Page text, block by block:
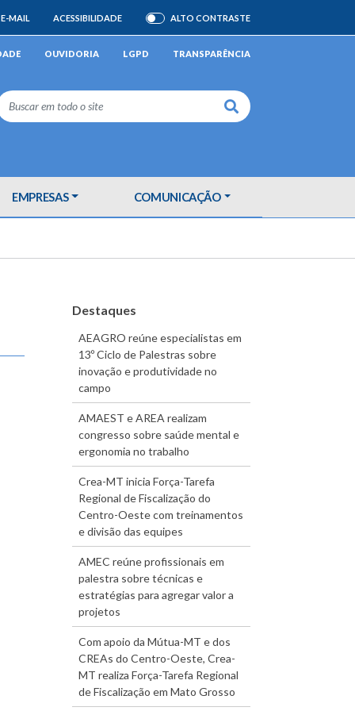
E-MAIL ACESSIBILIDADE ATIVAR/DESATIVAR
ALTO CONTRASTE
OUVIDORIA LGPD TRANSPARÊNCIA
Buscar
EMPRESAS COMUNICAÇÃO
Destaques
AEAGRO reúne especialistas em
13º Ciclo de Palestras sobre
inovação e produtividade no
campo
AMAEST e AREA realizam
congresso sobre saúde mental e
ergonomia no trabalho
Crea-MT inicia Força-Tarefa
Regional de Fiscalização do
Centro-Oeste com treinamentos
e divisão das equipes
AMEC reúne profissionais em
palestra sobre técnicas e
estratégias para agregar valor a
projetos
Com apoio da Mútua-MT e dos
CREAs do Centro-Oeste, Crea-
MT realiza Força-Tarefa Regional
de Fiscalização em Mato Grosso